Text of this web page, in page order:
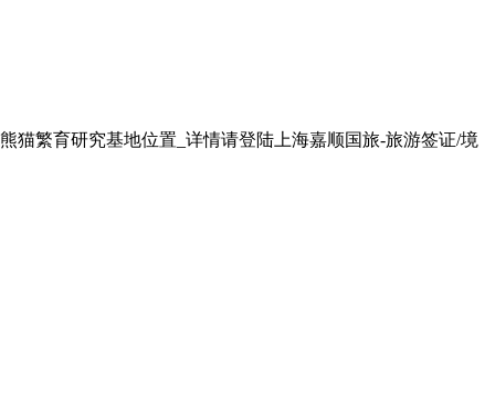
猫繁育研究基地位置_详情请登陆上海嘉顺国旅-旅游签证/境